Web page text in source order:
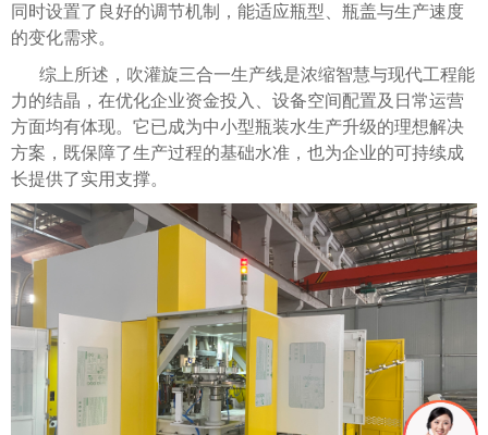
同时设置了良好的调节机制，能适应瓶型、瓶盖与生产速度
的变化需求。
综上所述，吹灌旋三合一生产线是浓缩智慧与现代工程能
力的结晶，在优化企业资金投入、设备空间配置及日常运营
方面均有体现。它已成为中小型瓶装水生产升级的理想解决
方案，既保障了生产过程的基础水准，也为企业的可持续成
长提供了实用支撑。